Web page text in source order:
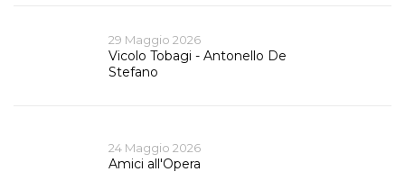
29 Maggio 2026
Vicolo Tobagi - Antonello De
Stefano
24 Maggio 2026
Amici all'Opera